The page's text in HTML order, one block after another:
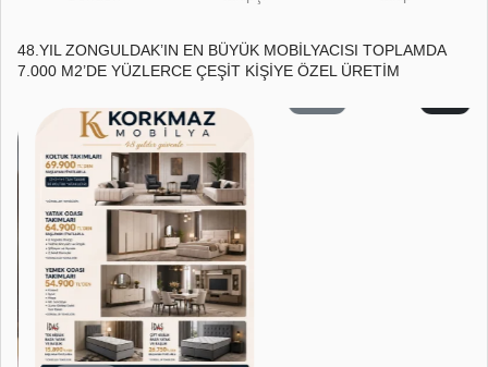
48.YIL ZONGULDAK’IN EN BÜYÜK MOBİLYACISI TOPLAMDA
7.000 M2’DE YÜZLERCE ÇEŞİT KİŞİYE ÖZEL ÜRETİM